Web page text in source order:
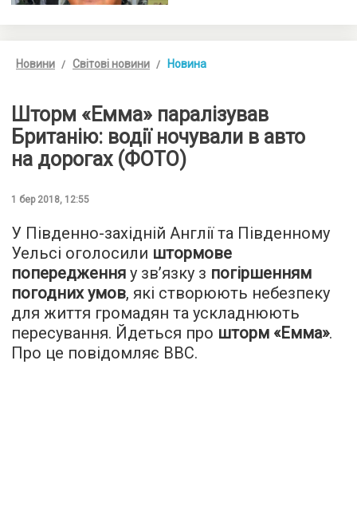
Новини Світові новини Новина
Шторм «Емма» паралізував
Британію: водії ночували в авто
на дорогах (ФОТО)
1 бер 2018, 12:55
У Південно-західній Англії та Південному
Уельсі оголосили штормове
попередження у зв’язку з погіршенням
погодних умов, які створюють небезпеку
для життя громадян та ускладнюють
пересування. Йдеться про шторм «Емма».
Про це повідомляє ВВС.